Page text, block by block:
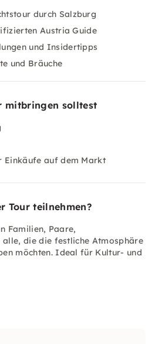
durch Salzburg
Austria Guide
und Insidertipps
und Bräuche
mitbringen solltest
Einkäufe auf dem Markt
Tour teilnehmen?
Familien, Paare,
alle, die die festliche Atmosphäre
möchten. Ideal für Kultur- und